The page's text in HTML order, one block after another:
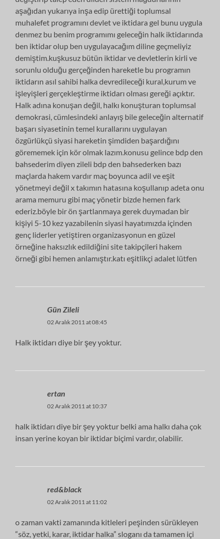
aşağıdan yukarıya inşa edip ürettiği toplumsal
muhalefet programını devlet ve iktidara gel bunu uygula
denmez bu benim programımı geleceğin halk iktidarında
ben iktidar olup ben uygulayacağım diline geçmeliyiz
demiştim.kuşkusuz bütün iktidar ve devletlerin kirli ve
sorunlu olduğu gerçeğinden hareketle bu programın
iktidarın asıl sahibi halka devredileceği kural,kurum ve
işleyişleri gerçekleştirme iktidarı olması gereği açıktır.
Halk adına konuşan değil, halkı konuşturan toplumsal
demokrasi, cümlesindeki anlayış bile geleceğin alternatif
başarı siyasetinin temel kurallarını uygulayan
özgürlükçü siyasi hareketin şimdiden başardığını
görememek için kör olmak lazım.konusu gelince bdp den
bahsederim diyen zileli bdp den bahsederken bazı
maçlarda hakem vardır maç boyunca adil ve eşit
yönetmeyi değil x takımın hatasına koşullanıp adeta onu
arama memuru gibi maç yönetir bizde hemen fark
ederiz.böyle bir ön şartlanmaya gerek duymadan bir
kişiyi 5-10 kez yazabilenin siyasi hayatımızda içinden
genç liderler yetiştiren organizasyonun en güzel
örneğine haksızlık edildiğini site takipçileri hakem
örneği gibi hemen anlamıştır.katı eşitlikçi adalet lütfen
Gün Zileli
02 Aralık 2011 at 08:45
Halk iktidarı diye bir şey yoktur.
ertan
02 Aralık 2011 at 10:37
halk iktidarı diye bir şey yoktur belki ama halkı daha çok
insan yerine koyan bir iktidar biçimi vardır, olabilir.
red&black
02 Aralık 2011 at 11:02
o zaman vakti zamanında kitleleri peşinden sürükleyen
“söz, yetki, karar, iktidar halka” sloganı da tamamen içi